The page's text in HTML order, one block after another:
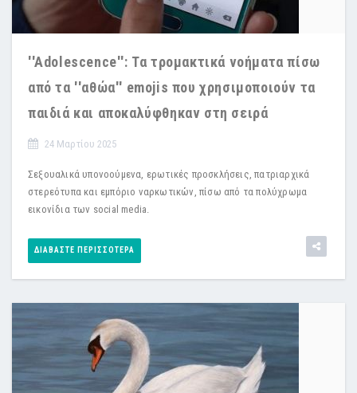
''Adolescence'': Τα τρομακτικά νοήματα πίσω
από τα ''αθώα'' emojis που χρησιμοποιούν τα
παιδιά και αποκαλύφθηκαν στη σειρά
24 Μαρτίου 2025
Σεξουαλικά υπονοούμενα, ερωτικές προσκλήσεις, πατριαρχικά
στερεότυπα και εμπόριο ναρκωτικών, πίσω από τα πολύχρωμα
εικονίδια των social media.
ΔΙΑΒΆΣΤΕ ΠΕΡΙΣΣΌΤΕΡΑ